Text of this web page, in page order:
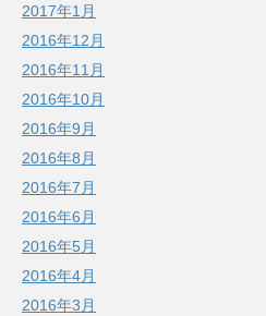
2017年1月
2016年12月
2016年11月
2016年10月
2016年9月
2016年8月
2016年7月
2016年6月
2016年5月
2016年4月
2016年3月